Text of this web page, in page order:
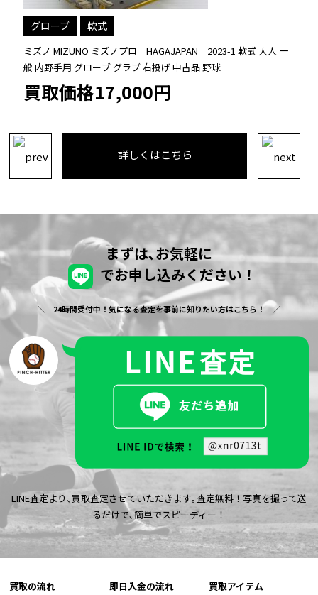
グローブ 硬式
ミズノ MIZUNO ワールドウィン 硬式 大人 一般 キャッチャーミッ
ト 捕手 グローブ グラブ 右投げ プロフェッショナルモデル ビッグ
M 中古品 野球
買取価格12,000円
詳しくはこちら
まずは､お気軽に
でお申し込みください！
24時間受付中！気になる査定を事前に知りたい方はこちら！
LINE査定より､買取査定させていただきます｡査定無料！写真を撮って送
るだけで､簡単でスピーディー！
買取の流れ 即日入金の流れ 買取アイテム